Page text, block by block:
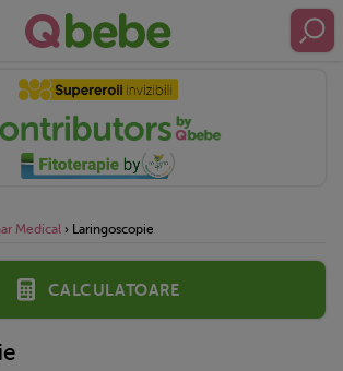
Medical › Laringoscopie
Calculatoare